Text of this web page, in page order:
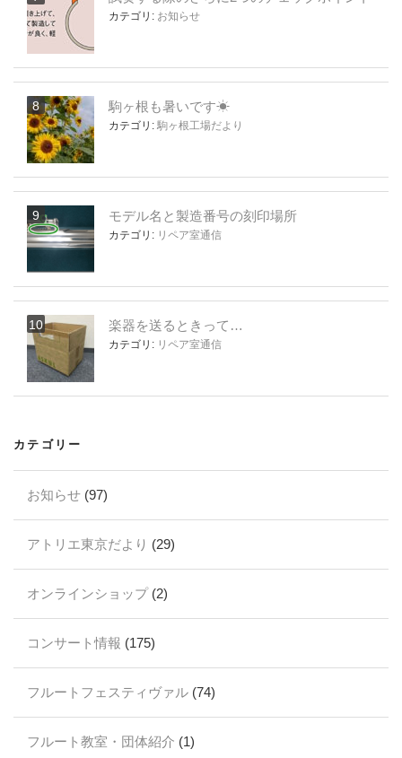
カテゴリ: お知らせ
駒ヶ根も暑いです☀
カテゴリ: 駒ヶ根工場だより
モデル名と製造番号の刻印場所
カテゴリ: リペア室通信
楽器を送るときって…
カテゴリ: リペア室通信
カテゴリー
お知らせ (97)
アトリエ東京だより (29)
オンラインショップ(2)
コンサート情報 (175)
フルートフェスティヴァル (74)
フルート教室・団体紹介 (1)